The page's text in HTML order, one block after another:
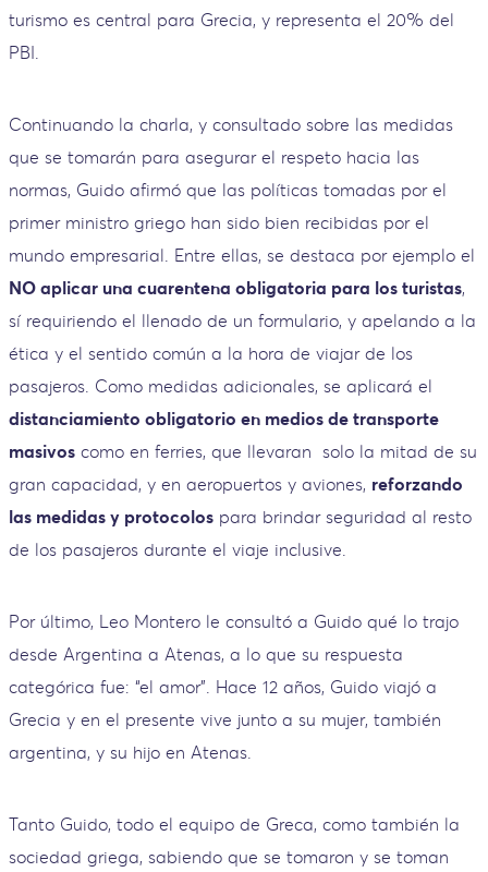
turismo es central para Grecia, y representa el 20% del
PBI.
Continuando la charla, y consultado sobre las medidas
que se tomarán para asegurar el respeto hacia las
normas, Guido afirmó que las políticas tomadas por el
primer ministro griego han sido bien recibidas por el
mundo empresarial. Entre ellas, se destaca por ejemplo el
NO aplicar una cuarentena obligatoria para los turistas,
sí requiriendo el llenado de un formulario, y apelando a la
ética y el sentido común a la hora de viajar de los
pasajeros. Como medidas adicionales, se aplicará el
distanciamiento obligatorio en medios de transporte
masivos como en ferries, que llevaran solo la mitad de su
gran capacidad, y en aeropuertos y aviones, reforzando
las medidas y protocolos para brindar seguridad al resto
de los pasajeros durante el viaje inclusive.
Por último, Leo Montero le consultó a Guido qué lo trajo
desde Argentina a Atenas, a lo que su respuesta
categórica fue: “el amor”. Hace 12 años, Guido viajó a
Grecia y en el presente vive junto a su mujer, también
argentina, y su hijo en Atenas.
Tanto Guido, todo el equipo de Greca, como también la
sociedad griega, sabiendo que se tomaron y se toman